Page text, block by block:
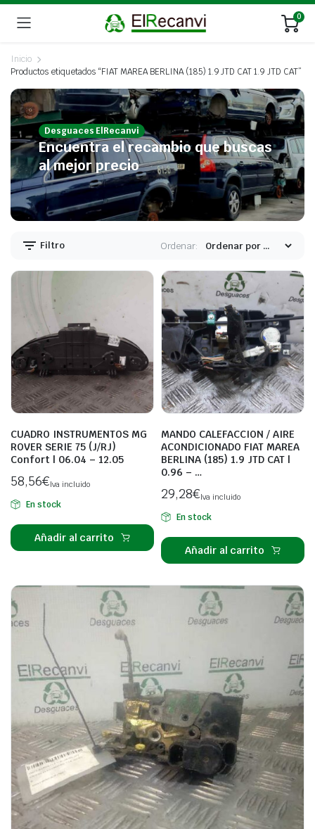
0
Inicio
Productos etiquetados “FIAT MAREA BERLINA (185) 1.9 JTD CAT 1.9 JTD CAT”
Desguaces ElRecanvi
Encuentra el recambio que buscas
al mejor precio
Filtro Ordenar:
CUADRO INSTRUMENTOS MG
ROVER SERIE 75 (J/RJ)
Confort | 06.04 – 12.05
58,56€Iva incluido
En stock
Añadir al carrito
MANDO CALEFACCION / AIRE
ACONDICIONADO FIAT MAREA
BERLINA (185) 1.9 JTD CAT |
0.96 – …
29,28€Iva incluido
En stock
Añadir al carrito